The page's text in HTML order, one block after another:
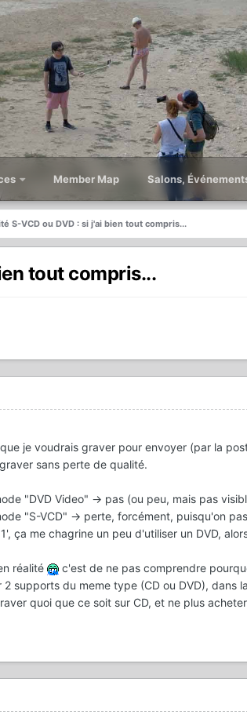
Member Map Salons,
S-VCD ou DVD : si j'ai bien tout compris...
tout compris...
je voudrais graver pour envoyer (par la
sans perte de qualité.
"DVD Video" -> pas (ou peu, mais pas
"S-VCD" -> perte, forcément, puisqu'on
ça me chagrine un peu d'utiliser un DVD,
réalité
c'est de ne pas comprendre
supports du meme type (CD ou DVD), dans
quoi que ce soit sur CD, et ne plus